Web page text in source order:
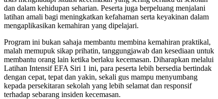
dan dalam kehidupan seharian. Peserta juga berpeluang menjalani
latihan amali bagi meningkatkan kefahaman serta keyakinan dalam
mengaplikasikan kemahiran yang dipelajari.
Program ini bukan sahaja membantu membina kemahiran praktikal,
malah memupuk sikap prihatin, tanggungjawab dan kesediaan untuk
membantu orang lain ketika berlaku kecemasan. Diharapkan melalui
Latihan Intensif EFA Siri 1 ini, para peserta lebih bersedia bertindak
dengan cepat, tepat dan yakin, sekali gus mampu menyumbang
kepada persekitaran sekolah yang lebih selamat dan responsif
terhadap sebarang insiden kecemasan.